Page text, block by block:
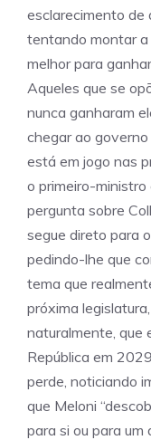
esclarecimento de
tentando montar a
melhor para
Aqueles que se
nunca ganharam
chegar ao governo
está em jogo nas
o primeiro-
pergunta sobre
segue direto para
pedindo-lhe que
tema que
próxima
naturalmente, que
República em
perde, noticiando
que Meloni
para si ou para um